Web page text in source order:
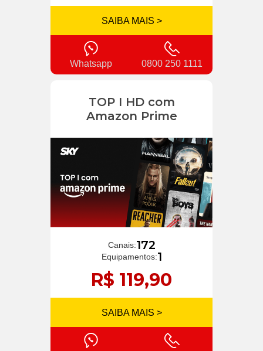
SAIBA MAIS >
Whatsapp 0800 250 1111
TOP I HD com
Amazon Prime
Canais:172
Equipamentos:1
R$ 119,90
SAIBA MAIS >